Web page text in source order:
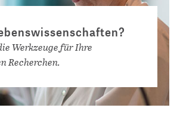
Werkzeuge für Ihre
Recherchen.